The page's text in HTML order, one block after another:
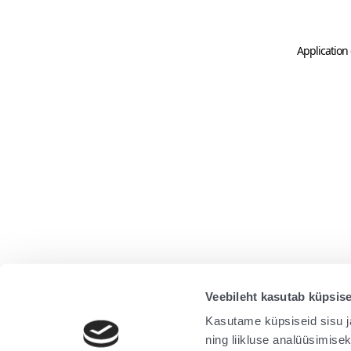
Veebileht kasutab
Kasutame küpsiseid sisu
ning liikluse
Application